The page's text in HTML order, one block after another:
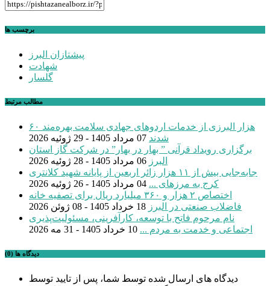
برچسب ها
پیشتازان البرز
شهادت
گلسار
مطالب مرتبط
۶۰ هزار البرزی از خدمات اردوهای جهادی سلامت بهره‌مند
شدند 07 مرداد 1405 - 29 ژوئیه 2026
برگزاری رویداد قرآنی ” بهار در بهار” در شرکت گاز استان
البرز 06 مرداد 1405 - 28 ژوئیه 2026
جابه‌جایی بیش از ۱۱ هزار زائر اربعین از پایانه شهید کلانتری
کرج به مرزهای ... 04 مرداد 1405 - 26 ژوئیه 2026
اختصاص ۲ هزار و ۳۶۰ میلیارد ریال برای تصفیه خانه
فاضلاب صنعتی در البرز 18 خرداد 1405 - 08 ژوئن 2026
نام مرحوم فاتح با توسعه، کارآفرینی، مسئولیت‌پذیری
اجتماعی و خدمت به مردم ... 10 خرداد 1405 - 31 مه 2026
دیدگاه ها (0)
دیدگاه های ارسال شده توسط شما، پس از تایید توسط